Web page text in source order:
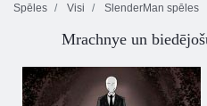
Spēles Visi SlenderMan spēles
Mrachnye un